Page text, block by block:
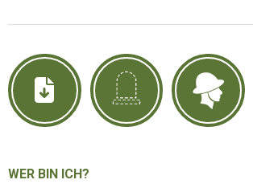
WER BIN ICH?